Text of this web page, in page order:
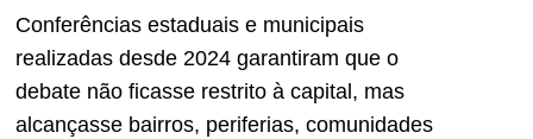
Conferências estaduais e municipais
realizadas desde 2024 garantiram que o
debate não ficasse restrito à capital, mas
alcançasse bairros, periferias, comunidades